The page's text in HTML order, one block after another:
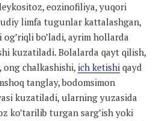
eozinofiliya, yuqori
limfa tugunlar kattalashgan,
bo’ladi, ayrim hollarda
kuzatiladi. Bolalarda qayt qilish,
ong chalkashishi, ich ketishi qayd
tanglay, bodomsimon
kuzatiladi, ularning yuzasida
ko’tarilib turgan sarg’ish yoki